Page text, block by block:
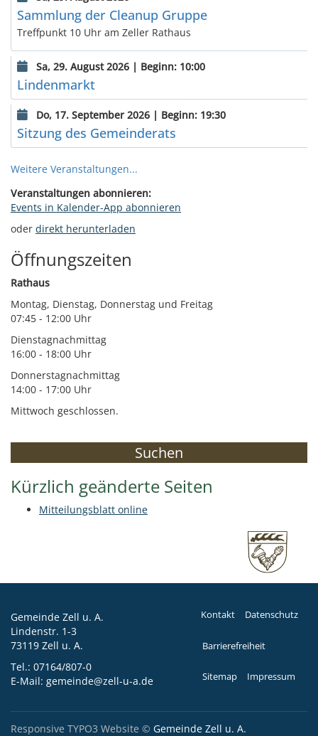
Sammlung der Cleanup Gruppe
Treffpunkt 10 Uhr am Zeller Rathaus
Sa, 29. August 2026 | Beginn: 10:00
Lindenmarkt
Do, 17. September 2026 | Beginn: 19:30
Sitzung des Gemeinderats
Weitere Veranstaltungen...
Veranstaltungen abonnieren:
Events in Kalender-App abonnieren
oder direkt herunterladen
Öffnungszeiten
Rathaus
Montag, Dienstag, Donnerstag und Freitag
07:45 - 12:00 Uhr
Dienstagnachmittag
16:00 - 18:00 Uhr
Donnerstagnachmittag
14:00 - 17:00 Uhr
Mittwoch geschlossen.
Suchen
Kürzlich geänderte Seiten
Mitteilungsblatt online
Gemeinde Zell u. A.
Lindenstr. 1-3
73119 Zell u. A.
Tel.: 07164/807-0
E-Mail: gemeinde@zell-u-a.de
Kontakt Datenschutz
Barrierefreiheit
Sitemap Impressum
Responsive TYPO3 Website © Gemeinde Zell u. A.